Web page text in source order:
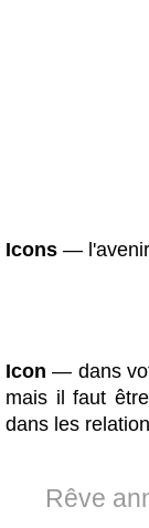
Icons — l'avenir
Icon — dans
mais il faut
dans les
Rêve